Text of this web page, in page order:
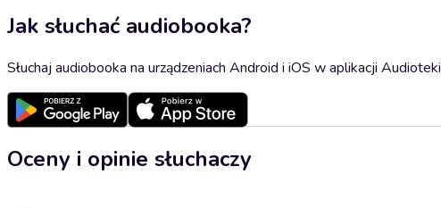
Jak słuchać audiobooka?
Słuchaj audiobooka na urządzeniach Android i iOS w aplikacji Audioteki
Oceny i opinie słuchaczy